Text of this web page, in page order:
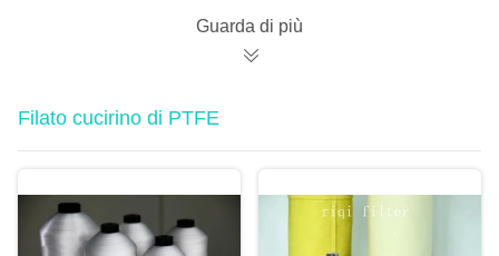
Guarda di più
Filato cucirino di PTFE